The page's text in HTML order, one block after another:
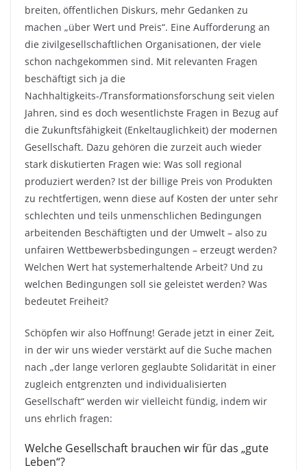
breiten, öffentlichen Diskurs, mehr Gedanken zu
machen „über Wert und Preis“. Eine Aufforderung an
die zivilgesellschaftlichen Organisationen, der viele
schon nachgekommen sind. Mit relevanten Fragen
beschäftigt sich ja die
Nachhaltigkeits-/Transformationsforschung seit vielen
Jahren, sind es doch wesentlichste Fragen in Bezug auf
die Zukunftsfähigkeit (Enkeltauglichkeit) der modernen
Gesellschaft. Dazu gehören die zurzeit auch wieder
stark diskutierten Fragen wie: Was soll regional
produziert werden? Ist der billige Preis von Produkten
zu rechtfertigen, wenn diese auf Kosten der unter sehr
schlechten und teils unmenschlichen Bedingungen
arbeitenden Beschäftigten und der Umwelt – also zu
unfairen Wettbewerbsbedingungen – erzeugt werden?
Welchen Wert hat systemerhaltende Arbeit? Und zu
welchen Bedingungen soll sie geleistet werden? Was
bedeutet Freiheit?
Schöpfen wir also Hoffnung! Gerade jetzt in einer Zeit,
in der wir uns wieder verstärkt auf die Suche machen
nach „der lange verloren geglaubte Solidarität in einer
zugleich entgrenzten und individualisierten
Gesellschaft“ werden wir vielleicht fündig, indem wir
uns ehrlich fragen:
Welche Gesellschaft brauchen wir für das „gute
Leben“?